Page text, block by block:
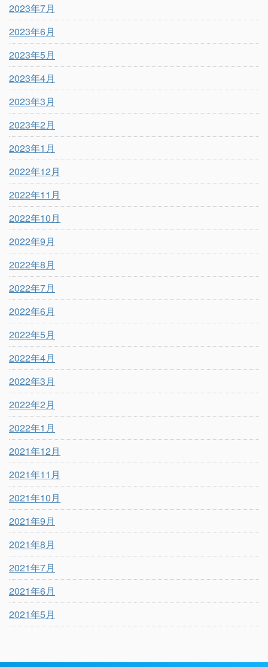
2023年7月
2023年6月
2023年5月
2023年4月
2023年3月
2023年2月
2023年1月
2022年12月
2022年11月
2022年10月
2022年9月
2022年8月
2022年7月
2022年6月
2022年5月
2022年4月
2022年3月
2022年2月
2022年1月
2021年12月
2021年11月
2021年10月
2021年9月
2021年8月
2021年7月
2021年6月
2021年5月